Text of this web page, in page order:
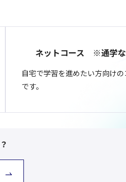
ネットコース ※通学
自宅で学習を進めたい方向けの
です。